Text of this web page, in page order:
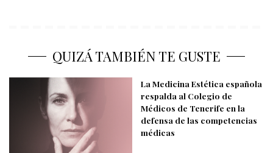
QUIZÁ TAMBIÉN TE GUSTE
La Medicina Estética española
respalda al Colegio de
Médicos de Tenerife en la
defensa de las competencias
médicas